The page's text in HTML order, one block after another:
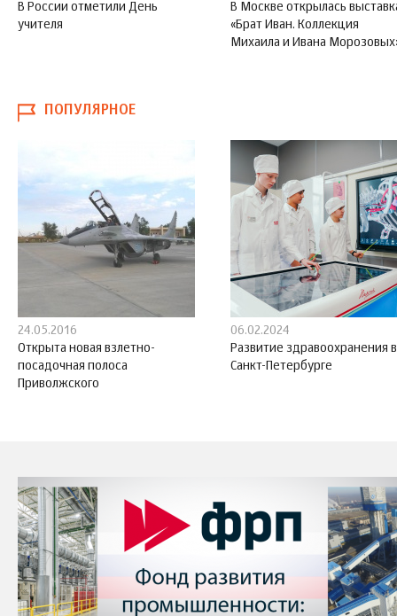
В России отметили День
учителя
В Москве открылась
«Брат Иван. Коллекция
Михаила и Ивана
ПОПУЛЯРНОЕ
24.05.2016
Открыта новая взлетно-
посадочная полоса
Приволжского
06.02.2024
Развитие здравоохранения в
Санкт-Петербурге